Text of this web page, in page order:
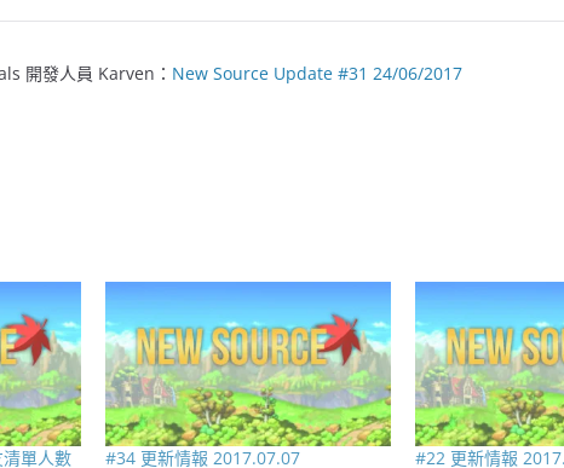
開發人員 Karven ： New Source Update #31 24/06/2017
單人數
#34 更新情報 2017.07.07
#22 更新情報